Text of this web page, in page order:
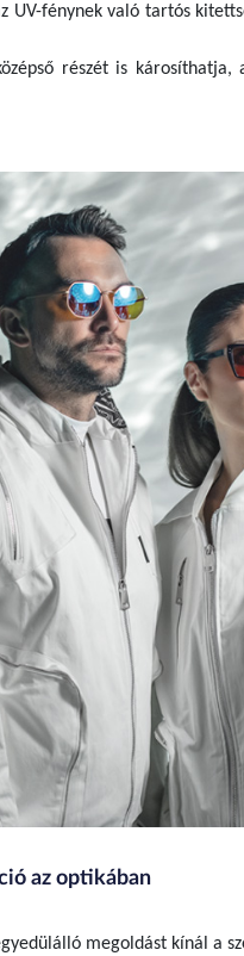
UV-fénynek való tartós
részét is
az optikában
megoldást kínál a